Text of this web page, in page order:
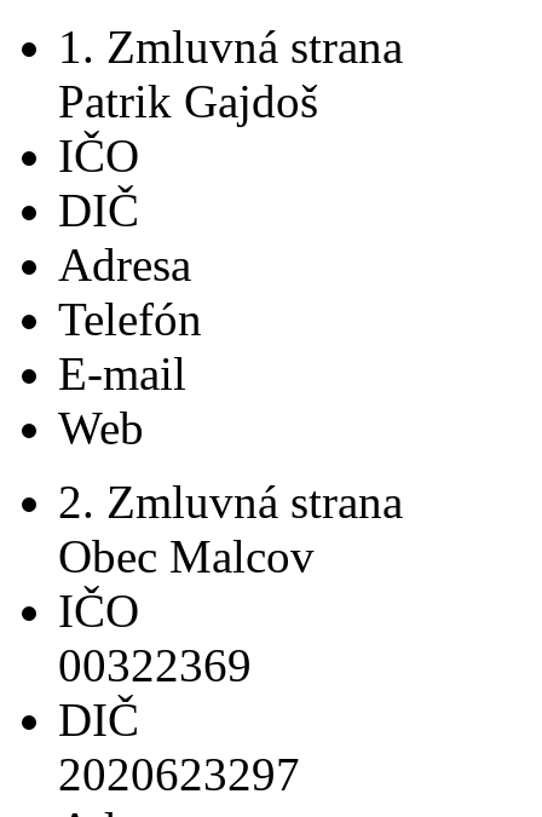
1. Zmluvná strana
Patrik Gajdoš
IČO
DIČ
Adresa
Telefón
E-mail
Web
2. Zmluvná strana
Obec Malcov
IČO
00322369
DIČ
2020623297